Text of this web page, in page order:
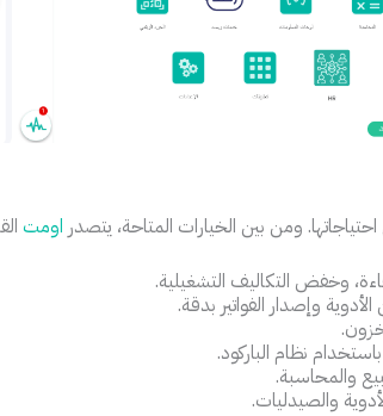
ومن بين الخيارات المتاحة، يتصدر اومت
وخفض التكاليف التشغيلية.
وإصدار الفواتير بدقة.
نظام الباركود.
والمحاسبة.
والصيدليات.